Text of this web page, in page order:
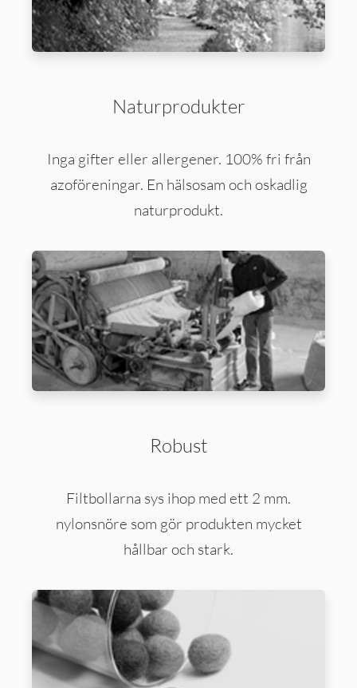
Naturprodukter
Inga gifter eller allergener. 100% fri från
azoföreningar. En hälsosam och oskadlig
naturprodukt.
Robust
Filtbollarna sys ihop med ett 2 mm.
nylonsnöre som gör produkten mycket
hållbar och stark.